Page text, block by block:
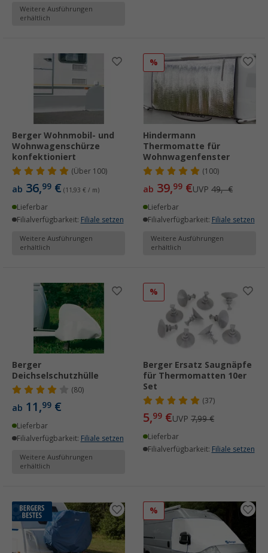
Weitere Ausführungen
erhältlich
Berger Wohnmobil- und
Wohnwagenschürze
konfektioniert
(Über100)
ab 36,99 € (11,93 € / m)
Lieferbar
Filialverfügbarkeit: Filiale setzen
Weitere Ausführungen
erhältlich
%
Hindermann
Thermomatte für
Wohnwagenfenster
(100)
ab 39,99 €UVP 49,- €
Lieferbar
Filialverfügbarkeit: Filiale setzen
Weitere Ausführungen
erhältlich
Berger
Deichselschutzhülle
(80)
ab 11,99 €
Lieferbar
Filialverfügbarkeit: Filiale setzen
Weitere Ausführungen
erhältlich
%
Berger Ersatz Saugnäpfe
für Thermomatten 10er
Set
(37)
5,99 €UVP 7,99 €
Lieferbar
Filialverfügbarkeit: Filiale setzen
%